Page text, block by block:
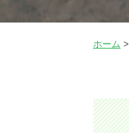
ホーム >